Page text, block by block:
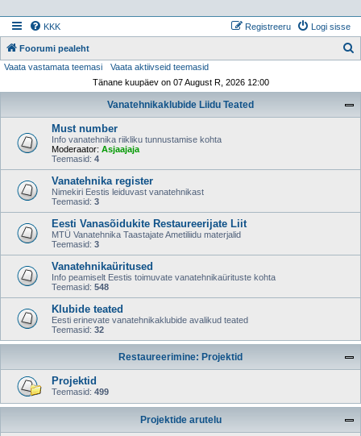
KKK Logi sisse
Registreeru
Foorumi pealeht
Vaata vastamata teemasi
Vaata aktiivseid teemasid
Tänane kuupäev on 07 August R, 2026 12:00
Vanatehnikaklubide Liidu Teated
Must number
Info vanatehnika riikliku tunnustamise kohta
Moderaator: Asjaajaja
Teemasid: 4
Vanatehnika register
Nimekiri Eestis leiduvast vanatehnikast
Teemasid: 3
Eesti Vanasõidukite Restaureerijate Liit
MTÜ Vanatehnika Taastajate Ametiliidu materjalid
Teemasid: 3
Vanatehnikaüritused
Info peamiselt Eestis toimuvate vanatehnikaürituste kohta
Teemasid: 548
Klubide teated
Eesti erinevate vanatehnikaklubide avalikud teated
Teemasid: 32
Restaureerimine: Projektid
Projektid
Teemasid: 499
Projektide arutelu